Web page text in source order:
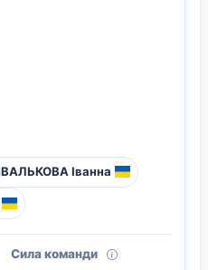
ВАЛЬКОВА Іванна
Сила команди